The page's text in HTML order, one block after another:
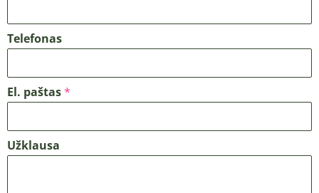
Telefonas
El. paštas*
Užklausa